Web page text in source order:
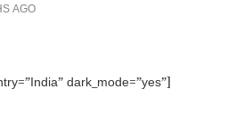
AGO
dark_mode=”yes”]